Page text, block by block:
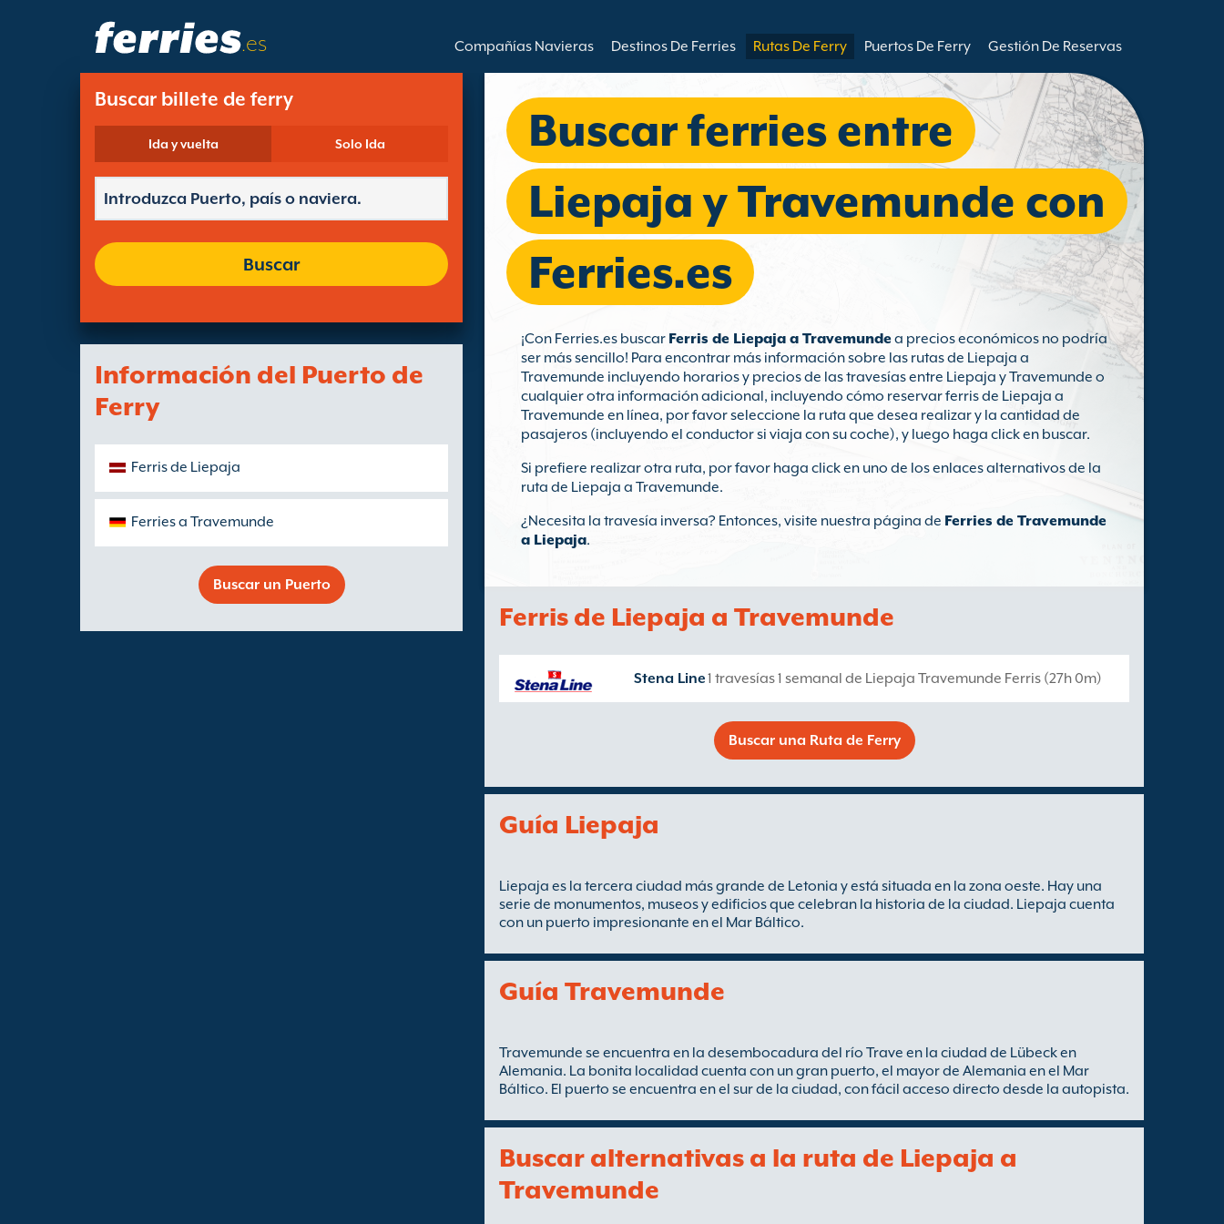
.es Compañías Navieras Destinos De Ferries Rutas De Ferry Puertos De Ferry Gestión De Reservas
Buscar billete de ferry
Ida y vuelta Solo Ida
Buscar
Información del Puerto de
Ferry
Ferris de Liepaja
Ferries a Travemunde
Buscar un Puerto
Buscar ferries entre
Liepaja y Travemunde con
Ferries.es
¡Con Ferries.es buscar Ferris de Liepaja a Travemundea precios económicos no podría
ser más sencillo! Para encontrar más información sobre las rutas de Liepaja a
Travemunde incluyendo horarios y precios de las travesías entre Liepaja y Travemunde o
cualquier otra información adicional, incluyendo cómo reservar ferris de Liepaja a
Travemunde en línea, por favor seleccione la ruta que desea realizar y la cantidad de
pasajeros (incluyendo el conductor si viaja con su coche), y luego haga click en buscar.
Si prefiere realizar otra ruta, por favor haga click en uno de los enlaces alternativos de la
ruta de Liepaja a Travemunde.
¿Necesita la travesía inversa? Entonces, visite nuestra página de Ferries de Travemunde
a Liepaja.
Ferris de Liepaja a Travemunde
Stena Line1 travesías 1 semanal de Liepaja Travemunde Ferris (27h 0m)
Buscar una Ruta de Ferry
Guía Liepaja
Liepaja es la tercera ciudad más grande de Letonia y está situada en la zona oeste. Hay una
serie de monumentos, museos y edificios que celebran la historia de la ciudad. Liepaja cuenta
con un puerto impresionante en el Mar Báltico.
Guía Travemunde
Travemunde se encuentra en la desembocadura del río Trave en la ciudad de Lübeck en
Alemania. La bonita localidad cuenta con un gran puerto, el mayor de Alemania en el Mar
Báltico. El puerto se encuentra en el sur de la ciudad, con fácil acceso directo desde la autopista.
Buscar alternativas a la ruta de Liepaja a
Travemunde